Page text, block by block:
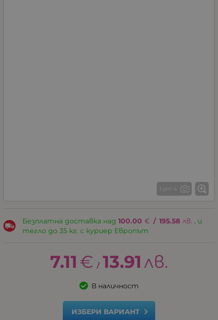
1 от 4
Безплатна доставка над 100.00 € / 195.58 лв. , и
тегло до 35 кг. с куриер Европът
7.11 € / 13.91лв.
В наличност
ИЗБЕРИ ВАРИАНТ